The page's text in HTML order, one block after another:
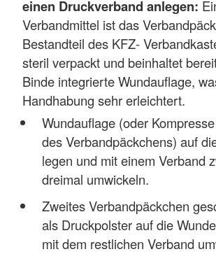
einen Druckverband anlegen:
Verbandmittel ist das
Bestandteil des KFZ-
steril verpackt und beinhaltet
Binde integrierte Wundauflage,
Handhabung sehr erleichtert.
Wundauflage (oder Kompresse
des Verbandpäckchens) auf
legen und mit einem Verband
dreimal umwickeln.
Zweites Verbandpäckchen
als Druckpolster auf die
mit dem restlichen Verband